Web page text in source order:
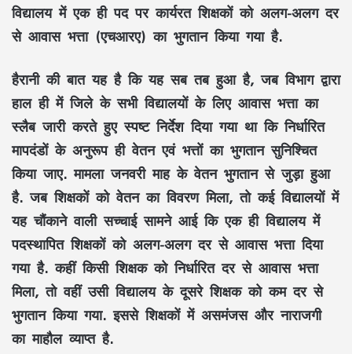
विद्यालय में एक ही पद पर कार्यरत शिक्षकों को अलग-अलग दर
से आवास भत्ता (एचआरए) का भुगतान किया गया है.
हैरानी की बात यह है कि यह सब तब हुआ है, जब विभाग द्वारा
हाल ही में जिले के सभी विद्यालयों के लिए आवास भत्ता का
स्लैब जारी करते हुए स्पष्ट निर्देश दिया गया था कि निर्धारित
मापदंडों के अनुरूप ही वेतन एवं भत्तों का भुगतान सुनिश्चित
किया जाए. मामला जनवरी माह के वेतन भुगतान से जुड़ा हुआ
है. जब शिक्षकों को वेतन का विवरण मिला, तो कई विद्यालयों में
यह चौंकाने वाली सच्चाई सामने आई कि एक ही विद्यालय में
पदस्थापित शिक्षकों को अलग-अलग दर से आवास भत्ता दिया
गया है. कहीं किसी शिक्षक को निर्धारित दर से आवास भत्ता
मिला, तो वहीं उसी विद्यालय के दूसरे शिक्षक को कम दर से
भुगतान किया गया. इससे शिक्षकों में असमंजस और नाराजगी
का माहौल व्याप्त है.